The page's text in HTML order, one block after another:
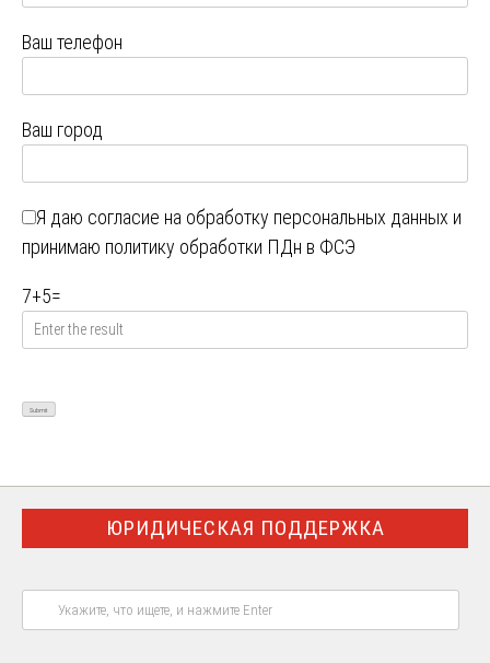
Ваш телефон
Ваш город
Я даю согласие на обработку персональных данных и
принимаю политику обработки ПДн в ФСЭ
7+5=
ЮРИДИЧЕСКАЯ ПОДДЕРЖКА